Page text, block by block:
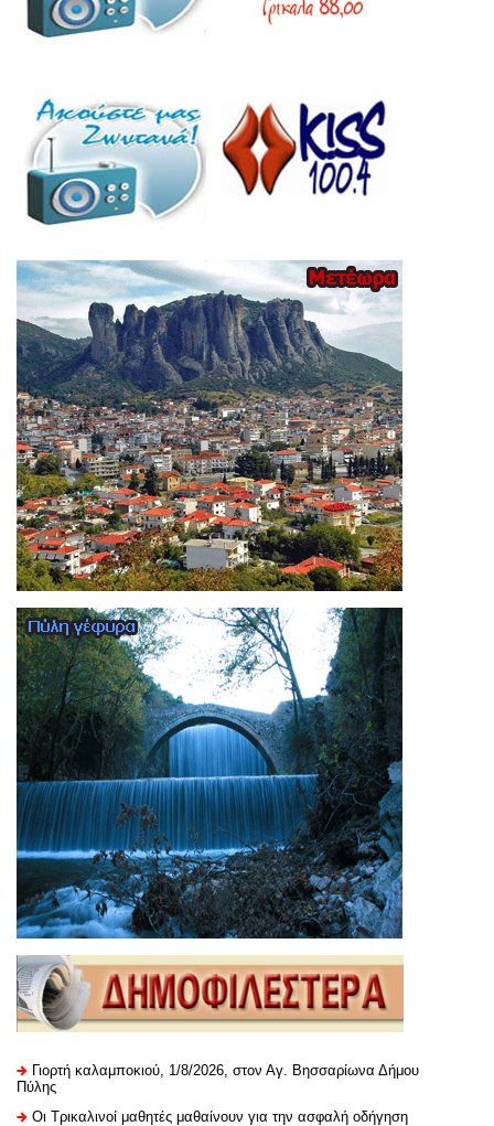
Γιορτή καλαμποκιού, 1/8/2026, στον Αγ. Βησσαρίωνα Δήμου
Πύλης
Οι Τρικαλινοί μαθητές μαθαίνουν για την ασφαλή οδήγηση